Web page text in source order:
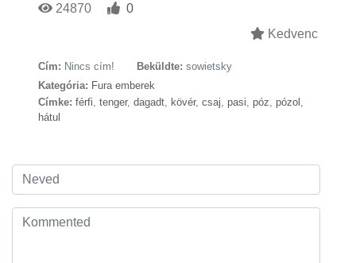
24870
0
Kedvenc
Cím: Nincs cím! Beküldte: sowietsky
Kategória: Fura emberek
Címke: férfi tenger, dagadt kövér, csaj pasi póz pózol
hátul